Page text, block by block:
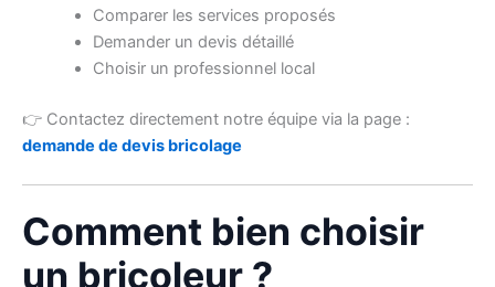
Comparer les services proposés
Demander un devis détaillé
Choisir un professionnel local
👉 Contactez directement notre équipe via la page :
demande de devis bricolage
Comment bien choisir
un bricoleur ?